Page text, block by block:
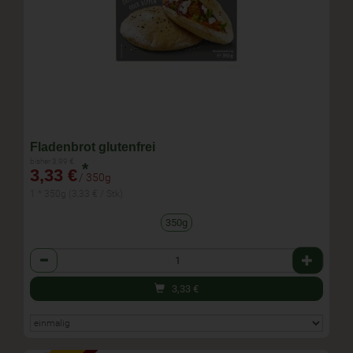
Fladenbrot glutenfrei
3,33 € *
/ 350g
350g
Anzahl
3,33 €